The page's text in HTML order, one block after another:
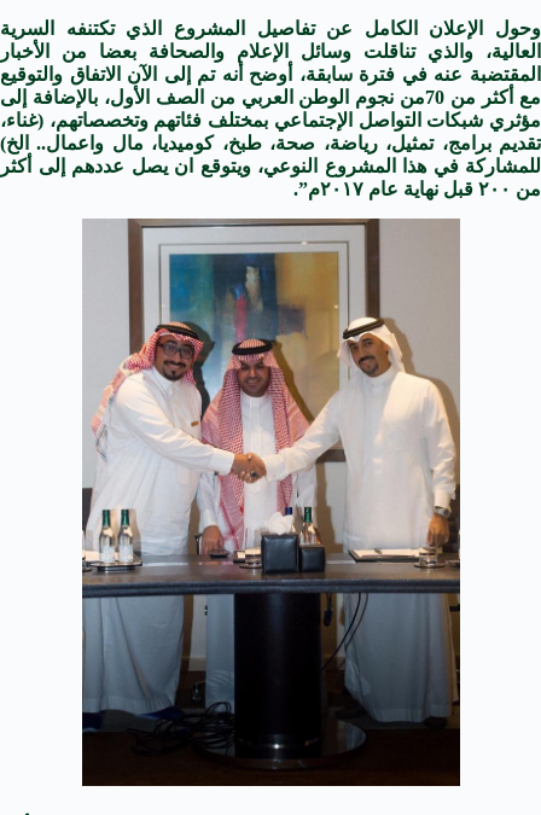
وحول الإعلان الكامل عن تفاصيل المشروع الذي تكتنفه السرية
العالية، والذي تناقلت وسائل الإعلام والصحافة بعضا من الأخبار
المقتضبة عنه في فترة سابقة، أوضح أنه تم إلى الآن الاتفاق والتوقيع
مع أكثر من 70من نجوم الوطن العربي من الصف الأول، بالإضافة إلى
مؤثري شبكات التواصل الإجتماعي بمختلف فئاتهم وتخصصاتهم، (غناء،
تقديم برامج، تمثيل، رياضة، صحة، طبخ، كوميديا، مال واعمال.. الخ)
للمشاركة في هذا المشروع النوعي، ويتوقع ان يصل عددهم إلى أكثر
من ٢٠٠ قبل نهاية عام ٢٠١٧م”.